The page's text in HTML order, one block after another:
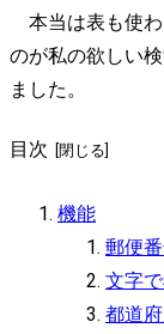
本当は表も使わ
のが私の欲しい
ました。
目次
機能
郵便
文字
都道